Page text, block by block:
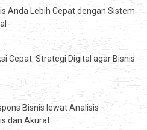
Anda Lebih Cepat dengan Sistem
Cepat: Strategi Digital agar Bisnis
Bisnis lewat Analisis
dan Akurat